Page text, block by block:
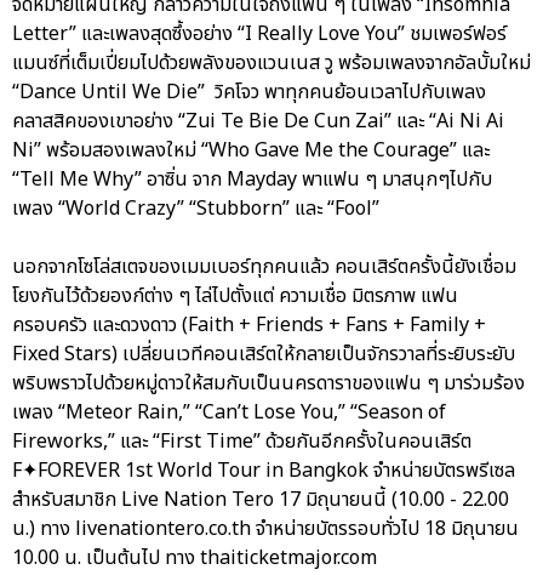
Letter” และเพลงสุดซึ้งอย่าง “I Really Love You” ชมเพอร์ฟอร์
แมนซ์ที่เต็มเปี่ยมไปด้วยพลังของแวนเนส วู พร้อมเพลงจากอัลบั้มใหม่
“Dance Until We Die” วิคโจว พาทุกคนย้อนเวลาไปกับเพลง
คลาสสิคของเขาอย่าง “Zui Te Bie De Cun Zai” และ “Ai Ni Ai
Ni” พร้อมสองเพลงใหม่ “Who Gave Me the Courage” และ
“Tell Me Why” อาซิ่น จาก Mayday พาแฟน ๆ มาสนุกๆไปกับ
เพลง “World Crazy” “Stubborn” และ “Fool”
นอกจากโซโล่สเตจของเมมเบอร์ทุกคนแล้ว คอนเสิร์ตครั้งนี้ยังเชื่อม
โยงกันไว้ด้วยองก์ต่าง ๆ ไล่ไปตั้งแต่ ความเชื่อ มิตรภาพ แฟน
ครอบครัว และดวงดาว (Faith + Friends + Fans + Family +
Fixed Stars) เปลี่ยนเวทีคอนเสิร์ตให้กลายเป็นจักรวาลที่ระยิบระยับ
พริบพราวไปด้วยหมู่ดาวให้สมกับเป็นนครดาราของแฟน ๆ มาร่วมร้อง
เพลง “Meteor Rain,” “Can’t Lose You,” “Season of
Fireworks,” และ “First Time” ด้วยกันอีกครั้งในคอนเสิร์ต
F✦FOREVER 1st World Tour in Bangkok จำหน่ายบัตรพรีเซล
สำหรับสมาชิก Live Nation Tero 17 มิถุนายนนี้ (10.00 - 22.00
น.) ทาง livenationtero.co.th จำหน่ายบัตรรอบทั่วไป 18 มิถุนายน
10.00 น. เป็นต้นไป ทาง thaiticketmajor.com